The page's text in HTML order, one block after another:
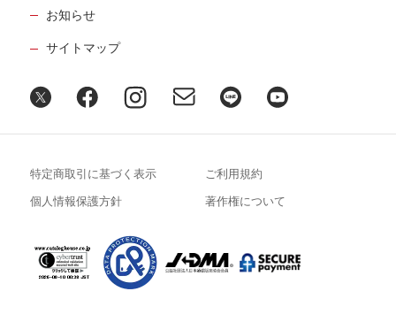
お知らせ
サイトマップ
特定商取引に基づく表示 ご利用規約
個人情報保護方針 著作権について